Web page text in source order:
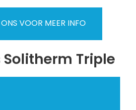
VOOR MEER INFO
Triple